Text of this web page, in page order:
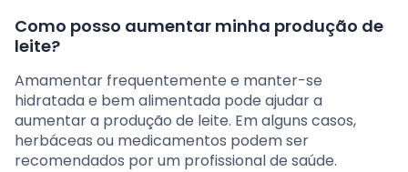
Como posso aumentar minha produção de
leite?
Amamentar frequentemente e manter-se
hidratada e bem alimentada pode ajudar a
aumentar a produção de leite. Em alguns casos,
herbáceas ou medicamentos podem ser
recomendados por um profissional de saúde.